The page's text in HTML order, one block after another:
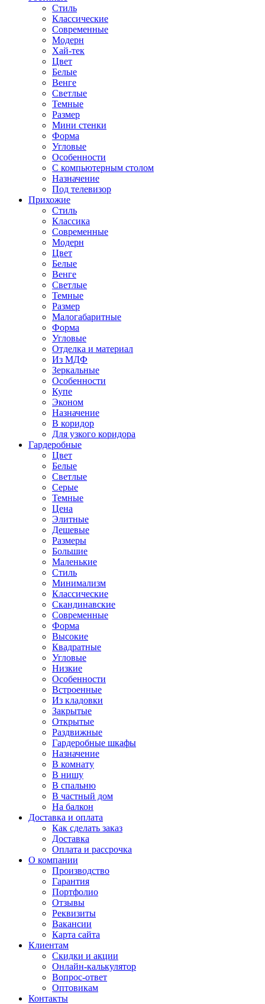
Стиль
Классические
Современные
Модерн
Хай-тек
Цвет
Белые
Венге
Светлые
Темные
Размер
Мини стенки
Форма
Угловые
Особенности
С компьютерным столом
Назначение
Под телевизор
Прихожие
Стиль
Классика
Современные
Модерн
Цвет
Белые
Венге
Светлые
Темные
Размер
Малогабаритные
Форма
Угловые
Отделка и материал
Из МДФ
Зеркальные
Особенности
Купе
Эконом
Назначение
В коридор
Для узкого коридора
Гардеробные
Цвет
Белые
Светлые
Серые
Темные
Цена
Элитные
Дешевые
Размеры
Большие
Маленькие
Стиль
Минимализм
Классические
Скандинавские
Современные
Форма
Высокие
Квадратные
Угловые
Низкие
Особенности
Встроенные
Из кладовки
Закрытые
Открытые
Раздвижные
Гардеробные шкафы
Назначение
В комнату
В нишу
В спальню
В частный дом
На балкон
Доставка и оплата
Как сделать заказ
Доставка
Оплата и рассрочка
О компании
Производство
Гарантия
Портфолио
Отзывы
Реквизиты
Вакансии
Карта сайта
Клиентам
Скидки и акции
Онлайн-калькулятор
Вопрос-ответ
Оптовикам
Контакты